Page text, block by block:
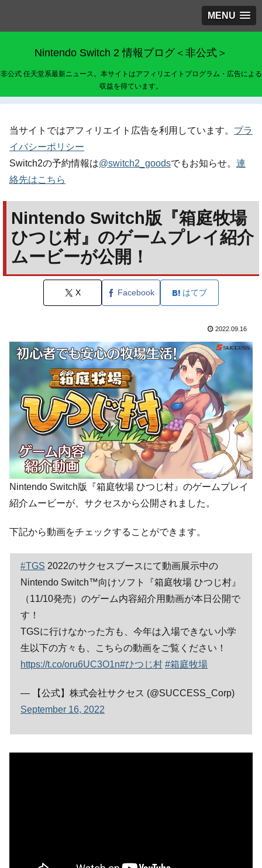
MENU
Nintendo Switch 2 情報ブログ＜非公式＞
非公式 任天堂系最新ニュース。本サイトはアフィリエイトプログラム・広告による
収益を得ています。
当サイトではアフィリエイト広告を利用しています。 プラ
イバシーポリシー
Switch2の予約情報は@switch2_goodsでもお知らせ。 連
絡先はこちら
Nintendo Switch版『箱庭牧場
ひつじ村』のゲームプレイ紹介
ムービーが公開！
X Facebook はてブ
2022.09.16
Nintendo Switch版『箱庭牧場 ひつじ村』のゲームプレイ
紹介ムービーが、サクセスから公開されました。
下記から動画をチェックすることができます。
#TGS 2022のサクセスブースにて動画展示中の
Nintendo Switch™向けソフト『箱庭牧場 ひつじ村』
（11/10発売）のゲーム内容紹介用動画が本日公開で
す！
TGSに行けなかった方も、今年は入場できない小学
生以下の方々も、こちらの動画をご覧ください！
https://t.co/oru6UC3O1n#ひつじ村 #箱庭牧場
— 【公式】株式会社サクセス (@SUCCESS_Corp)
September 16, 2022